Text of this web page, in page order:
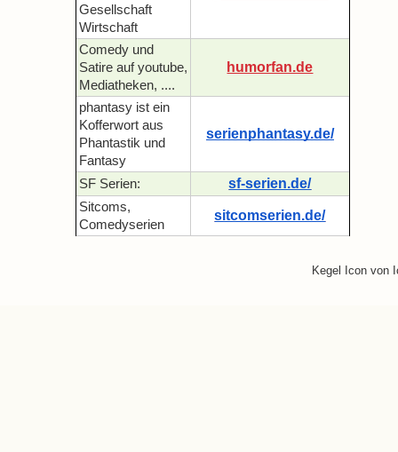
Gesellschaft
Wirtschaft
Comedy und
Satire auf youtube,
Mediatheken, ....
humorfan.de
phantasy ist ein
Kofferwort aus
Phantastik und
Fantasy
serienphantasy.de/
SF Serien: sf-serien.de/
Sitcoms,
Comedyserien
sitcomserien.de/
Kegel Icon von